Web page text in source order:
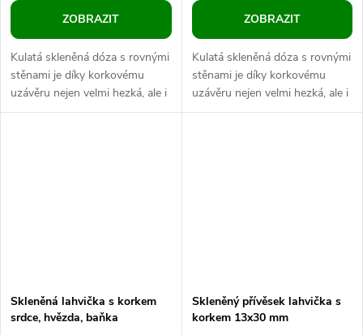
ZOBRAZIT
Kulatá skleněná dóza s rovnými
stěnami je díky korkovému
uzávěru nejen velmi hezká, ale i
praktická. Dá se do ní
ZOBRAZIT
Kulatá skleněná dóza s rovnými
stěnami je díky korkovému
uzávěru nejen velmi hezká, ale i
praktická. Můžete do ní
Skleněná lahvička s korkem
srdce, hvězda, baňka
Skleněný přívěsek lahvička s
korkem 13x30 mm